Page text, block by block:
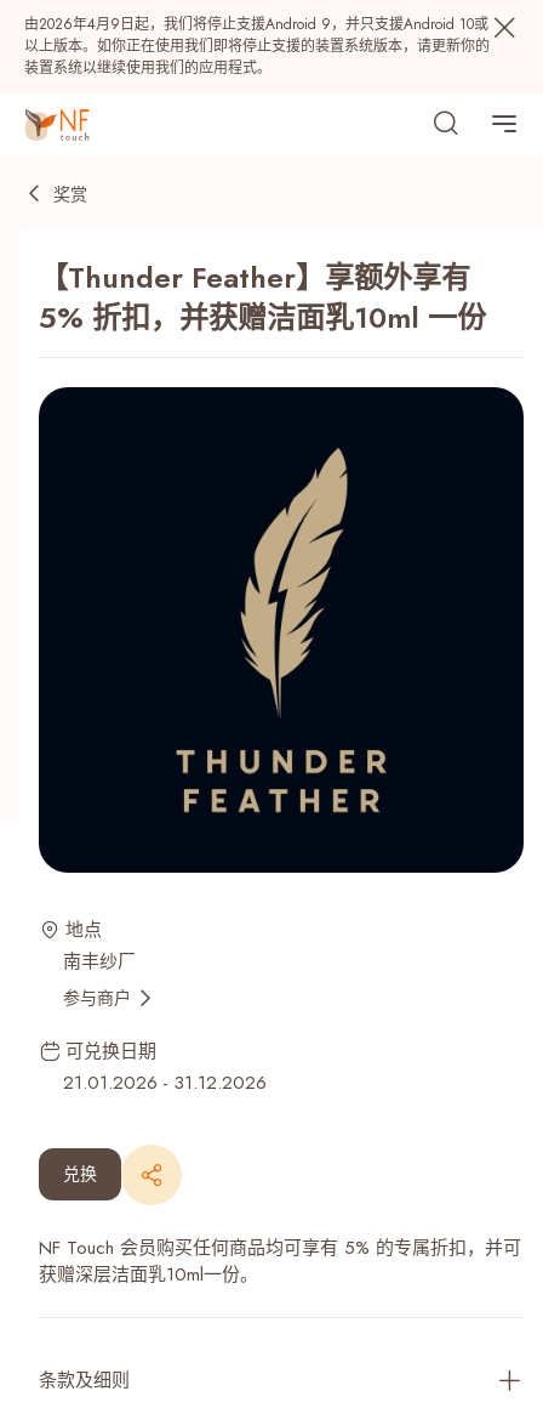
由2026年4月9日起，我们将停止支援Android 9，并只支援Android 10或
以上版本。如你正在使用我们即将停止支援的装置系统版本，请更新你的
装置系统以继续使用我们的应用程式。
奖赏
【Thunder Feather】享额外享有
5% 折扣，并获赠洁面乳10ml 一份
地点
南丰纱厂
参与商户
可兑换日期
21.01.2026 - 31.12.2026
兑换
NF Touch 会员购买任何商品均可享有 5% 的专属折扣，并可
获赠深层洁面乳10ml一份。
条款及细则